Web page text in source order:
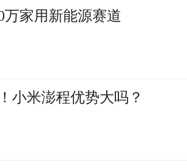
家用新能源赛道
小米澎程优势大吗？